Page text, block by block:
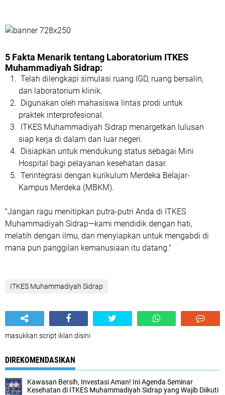
5 Fakta Menarik tentang Laboratorium ITKES
Muhammadiyah Sidrap:
Telah dilengkapi simulasi ruang IGD, ruang bersalin,
dan laboratorium klinik.
Digunakan oleh mahasiswa lintas prodi untuk
praktek interprofesional .
ITKES Muhammadiyah Sidrap menargetkan lulusan
siap kerja di dalam dan luar negeri.
Disiapkan untuk mendukung status sebagai Mini
Hospital bagi pelayanan kesehatan dasar.
Terintegrasi dengan kurikulum Merdeka Belajar-
Kampus Merdeka (MBKM).
"Jangan ragu menitipkan putra-putri Anda di ITKES
Muhammadiyah Sidrap—kami mendidik dengan hati,
melatih dengan ilmu, dan menyiapkan untuk mengabdi di
mana pun panggilan kemanusiaan itu datang."
ITKES Muhammadiyah Sidrap
masukkan script iklan disini
DIREKOMENDASIKAN
Kawasan Bersih, Investasi Aman! Ini Agenda Seminar
Kesehatan di ITKES Muhammadiyah Sidrap yang Wajib Diikuti